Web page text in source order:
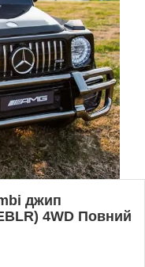
джип
4WD Повний